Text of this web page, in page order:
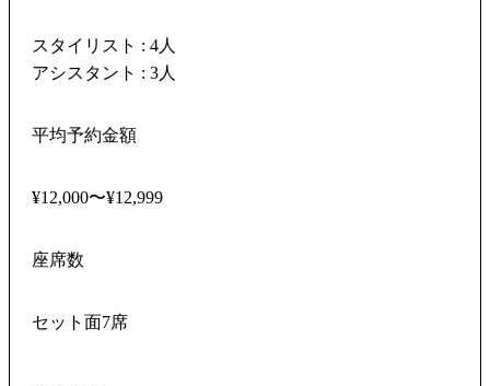
スタイリスト : 4人
アシスタント : 3人
平均予約金額
¥12,000〜¥12,999
座席数
セット面7席